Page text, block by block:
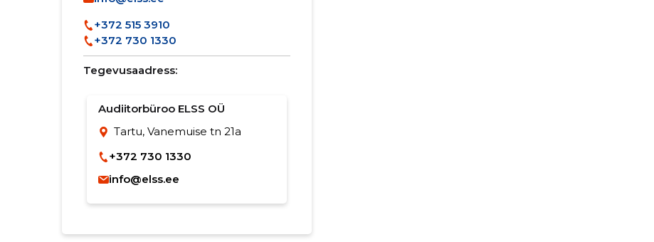
+372 515 3910
+372 730 1330
Tegevusaadress:
Audiitorbüroo ELSS OÜ
Tartu, Vanemuise tn 21a
+372 730 1330
info@elss.ee